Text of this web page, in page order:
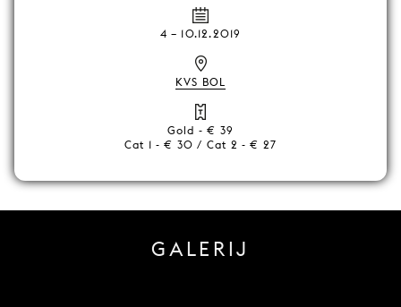
4 – 10.12.2019
KVS BOL
Gold - € 39
Cat 1 - € 30 / Cat 2 - € 27
GALERIJ